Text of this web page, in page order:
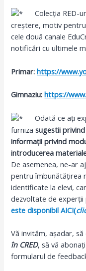
Colecția RED-
creștere, motiv
cele două canale
notificări cu ultimele
Primar:https://
Gimnaziu:https://
Odată ce ați
furnizasugestii
informații privind
introducerea
De asemenea, ne-ar
pentru îmbunătățirea
identificate la elevi,
dezvoltate de experții
este disponibil AICI(
Vă invităm, așadar,
în CRED, să vă
formularul de